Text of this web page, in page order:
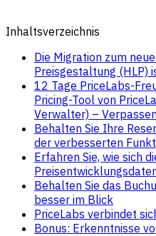
Inhaltsverzeichnis
Die Migration zum
Preisgestaltung
12 Tage PriceLabs-
Pricing-Tool von
Verwalter) –
Behalten Sie Ihre
der verbesserten
Erfahren Sie, wie sich
Behalten Sie das
besser im Blick
PriceLabs verbindet
Bonus: Erkenntnisse